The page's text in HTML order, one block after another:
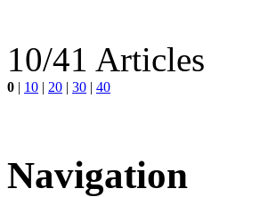
10/41 Articles
0 | 10 | 20 | 30 | 40
Navigation